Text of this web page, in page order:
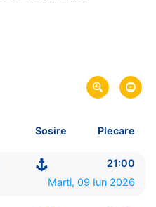
si Insulele Baleare -
link
Spania
Sosire Plecare
21:00
Marti, 09 Iun 2026